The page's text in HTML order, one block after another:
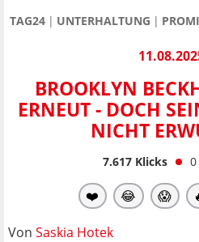
TAG24 UNTERHALTUNG
BROOKLYN
ERNEUT - DOCH
NICHT
7.617Klicks 0
❤️ 😂 😱
Von Saskia Hotek